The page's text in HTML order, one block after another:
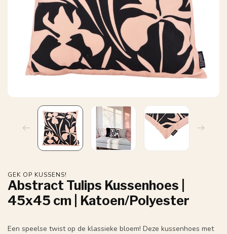
GEK OP KUSSENS!
Abstract Tulips Kussenhoes |
45x45 cm | Katoen/Polyester
Een speelse twist op de klassieke bloem! Deze kussenhoes met